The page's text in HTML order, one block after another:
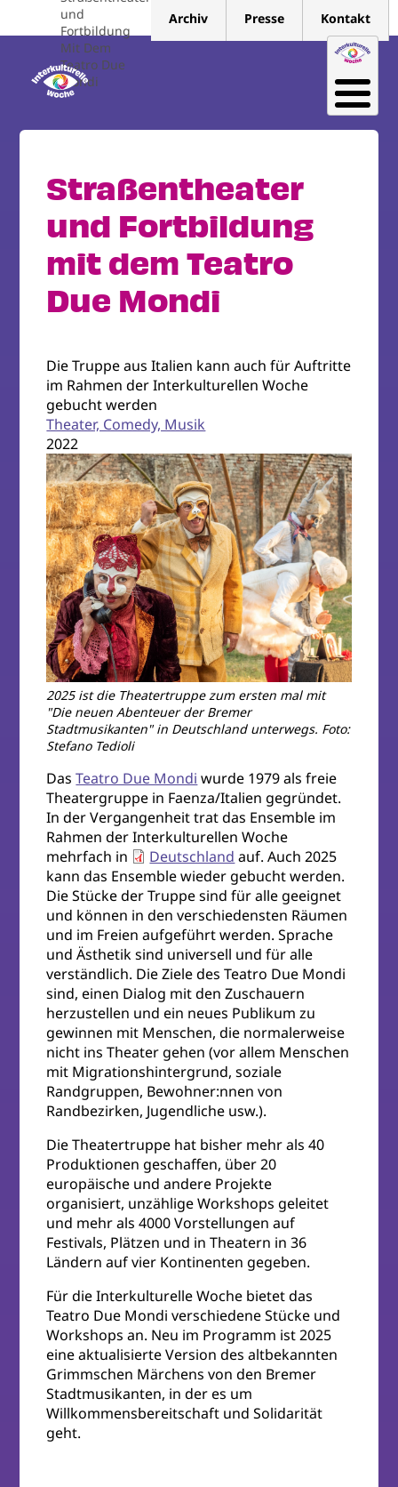
und
Fortbildung
Mit Dem
Teatro Due
Mondi
Archiv Presse Kontakt
Straßentheater
und Fortbildung
mit dem Teatro
Due Mondi
Die Truppe aus Italien kann auch für Auftritte
im Rahmen der Interkulturellen Woche
gebucht werden
Theater, Comedy, Musik
2022
2025 ist die Theatertruppe zum ersten mal mit
"Die neuen Abenteuer der Bremer
Stadtmusikanten" in Deutschland unterwegs. Foto:
Stefano Tedioli
DasTeatro Due Mondi wurde 1979 als freie
Theatergruppe in Faenza/Italien gegründet.
In der Vergangenheit trat das Ensemble im
Rahmen der Interkulturellen Woche
mehrfach in
Deutschland auf. Auch 2025
kann das Ensemble wieder gebucht werden.
Die Stücke der Truppe sind für alle geeignet
und können in den verschiedensten Räumen
und im Freien aufgeführt werden. Sprache
und Ästhetik sind universell und für alle
verständlich. Die Ziele des Teatro Due Mondi
sind, einen Dialog mit den Zuschauern
herzustellen und ein neues Publikum zu
gewinnen mit Menschen, die normalerweise
nicht ins Theater gehen (vor allem Menschen
mit Migrationshintergrund, soziale
Randgruppen, Bewohner:nnen von
Randbezirken, Jugendliche usw.).
Die Theatertruppe hat bisher mehr als 40
Produktionen geschaffen, über 20
europäische und andere Projekte
organisiert, unzählige Workshops geleitet
und mehr als 4000 Vorstellungen auf
Festivals, Plätzen und in Theatern in 36
Ländern auf vier Kontinenten gegeben.
Für die Interkulturelle Woche bietet das
Teatro Due Mondi verschiedene Stücke und
Workshops an. Neu im Programm ist 2025
eine aktualisierte Version des altbekannten
Grimmschen Märchens von den Bremer
Stadtmusikanten, in der es um
Willkommensbereitschaft und Solidarität
geht.